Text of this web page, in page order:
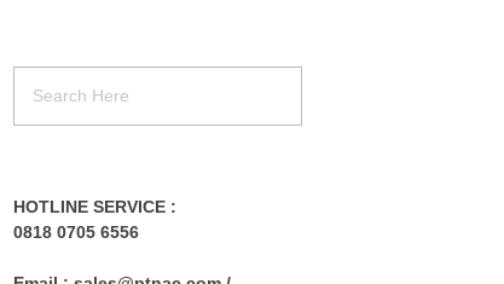
HOTLINE SERVICE :
0818 0705 6556